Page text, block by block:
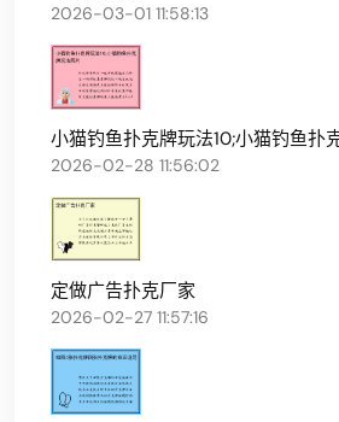
2026-03-01 11:58:13
小猫钓鱼扑克牌玩法10;小猫钓鱼扑
2026-02-28 11:56:02
定做广告扑克厂家
2026-02-27 11:57:16